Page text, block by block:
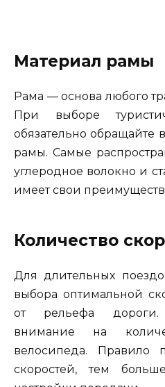
Материал рамы
Рама — основа любого
При выборе
обязательно обращайте
рамы. Самые
углеродное волокно и
имеет свои
Количество
Для длительных
выбора оптимальной
от рельефа дороги.
внимание на
велосипеда. Правило
скоростей, тем